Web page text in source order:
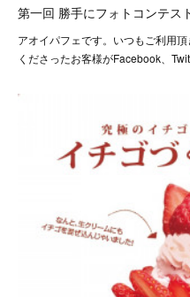
第一回 勝手にフォトコンテス
アオイパフェです。いつもご利用
くださったお客様がFacebook、